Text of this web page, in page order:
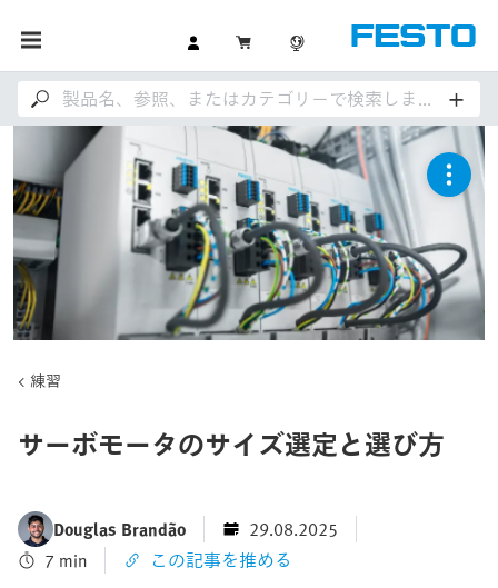
練習
サーボモータのサイズ選定と選び方
Douglas Brandão
29.08.2025
7 min
この記事を推める